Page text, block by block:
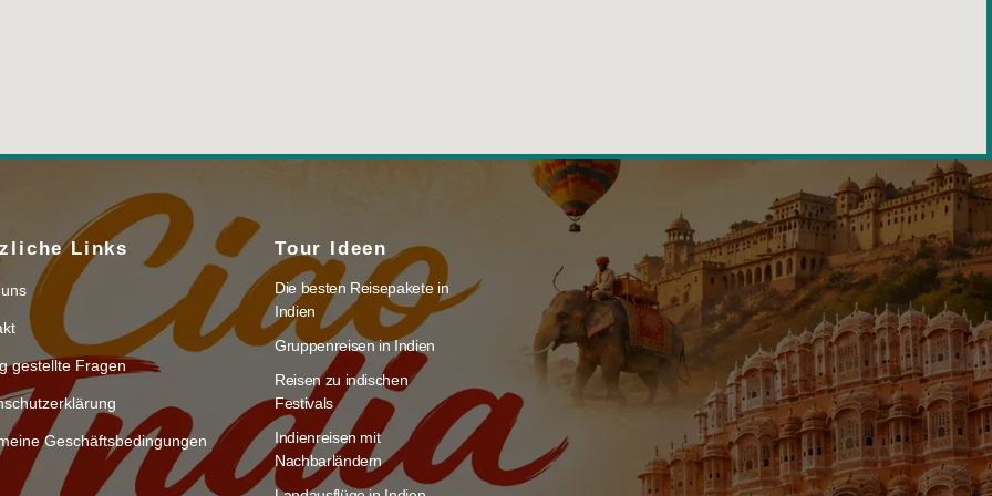
Links
gestellte Fragen
Geschäftsbedingungen
Tour Ideen
Die besten Reisepakete in
Indien
Gruppenreisen in Indien
Reisen zu indischen
Festivals
Indienreisen mit
Nachbarländern